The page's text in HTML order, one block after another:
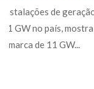
Instalações de
11 GW no país,
a marca de 11 GW...